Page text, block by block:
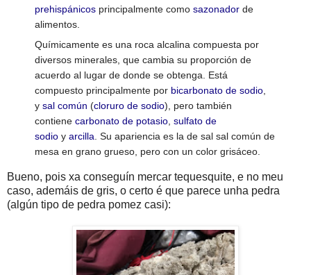
prehispánicos principalmente como sazonador de
alimentos.
Químicamente es una roca alcalina compuesta por
diversos minerales, que cambia su proporción de
acuerdo al lugar de donde se obtenga. Está
compuesto principalmente por bicarbonato de sodio
y sal común (cloruro de sodio), pero también
contiene carbonato de potasio sulfato de
sodio y arcilla . Su apariencia es la de sal sal común de
mesa en grano grueso, pero con un color grisáceo.
Bueno, pois xa conseguín mercar tequesquite, e no meu
caso, ademáis de gris, o certo é que parece unha pedra
(algún tipo de pedra pomez casi):